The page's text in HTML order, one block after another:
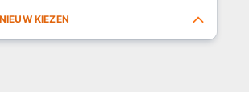
5.0
5.0
4.0
5.0
3.0